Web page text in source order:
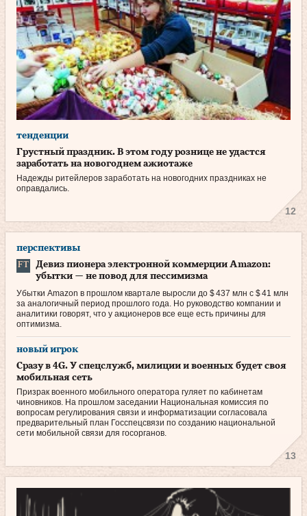
тенденции
Грустный праздник. В этом году рознице не удастся
заработать на новогоднем ажиотаже
Надежды ритейлеров заработать на новогодних праздниках не
оправдались.
12
перспективы
Девиз пионера электронной коммерции Amazon:
убытки — не повод для пессимизма
Убытки Amazon в прошлом квартале выросли до $ 437 млн с $ 41 млн
за аналогичный период прошлого года. Но руководство компании и
аналитики говорят, что у акционеров все еще есть причины для
оптимизма.
новый игрок
Сразу в 4G. У спецслужб, милиции и военных будет своя
мобильная сеть
Призрак военного мобильного оператора гуляет по кабинетам
чиновников. На прошлом заседании Национальная комиссия по
вопросам регулирования связи и информатизации согласовала
предварительный план Госспецсвязи по созданию национальной
сети мобильной связи для госорганов.
13